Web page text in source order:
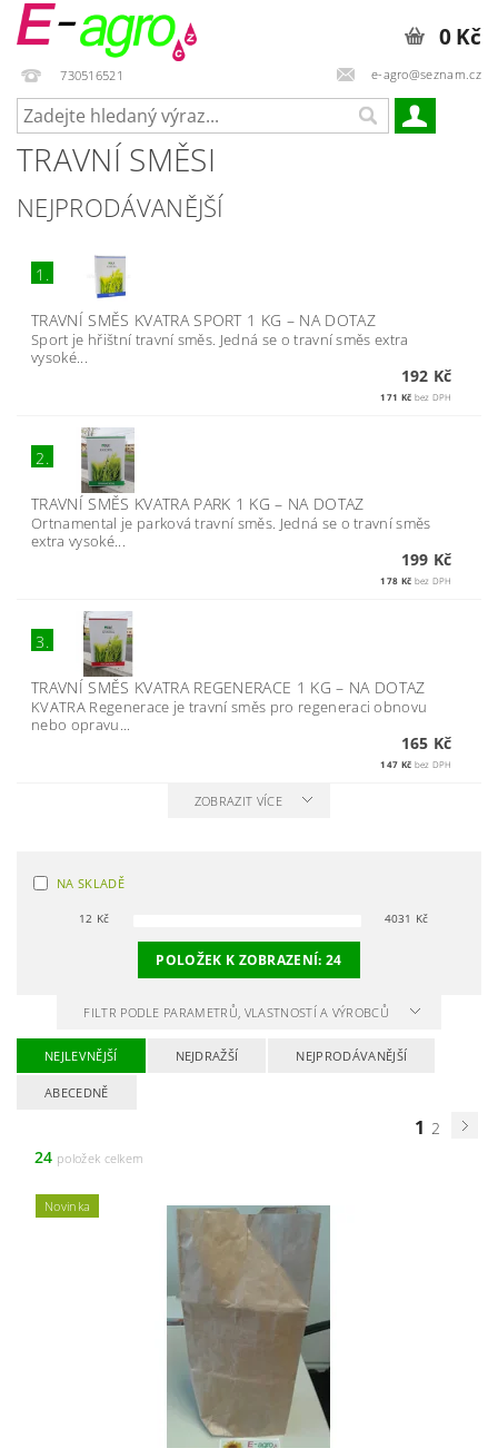
730516521 e-agro@seznam.cz
0 Kč
TRAVNÍ SMĚSI
NEJPRODÁVANĚJŠÍ
1.
TRAVNÍ SMĚS KVATRA SPORT 1 KG – NA DOTAZ
Sport je hřištní travní směs. Jedná se o travní směs extra
vysoké...
192 Kč
171 Kč bez DPH
2.
TRAVNÍ SMĚS KVATRA PARK 1 KG– NA DOTAZ
Ortnamental je parková travní směs. Jedná se o travní směs
extra vysoké...
199 Kč
178 Kč bez DPH
3.
TRAVNÍ SMĚS KVATRA REGENERACE 1 KG– NA DOTAZ
KVATRA Regenerace je travní směs pro regeneraci obnovu
nebo opravu...
165 Kč
147 Kč bez DPH
ZOBRAZIT VÍCE
NA SKLADĚ
12 Kč 4031 Kč
POLOŽEK K ZOBRAZENÍ:24
FILTR PODLE PARAMETRŮ, VLASTNOSTÍ A VÝROBCŮ
NEJLEVNĚJŠÍ NEJDRAŽŠÍ NEJPRODÁVANĚJŠÍ
ABECEDNĚ
1 2
24 položek celkem
Novinka